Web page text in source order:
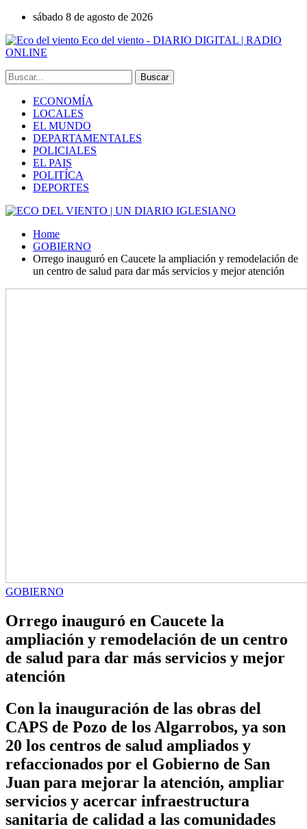
sábado 8 de agosto de 2026
Eco del viento - DIARIO DIGITAL | RADIO
ONLINE
ECONOMÍA
LOCALES
EL MUNDO
DEPARTAMENTALES
POLICIALES
EL PAIS
POLITÍCA
DEPORTES
Home
GOBIERNO
Orrego inauguró en Caucete la ampliación y remodelación de
un centro de salud para dar más servicios y mejor atención
GOBIERNO
Orrego inauguró en Caucete la
ampliación y remodelación de un centro
de salud para dar más servicios y mejor
atención
Con la inauguración de las obras del
CAPS de Pozo de los Algarrobos, ya son
20 los centros de salud ampliados y
refaccionados por el Gobierno de San
Juan para mejorar la atención, ampliar
servicios y acercar infraestructura
sanitaria de calidad a las comunidades